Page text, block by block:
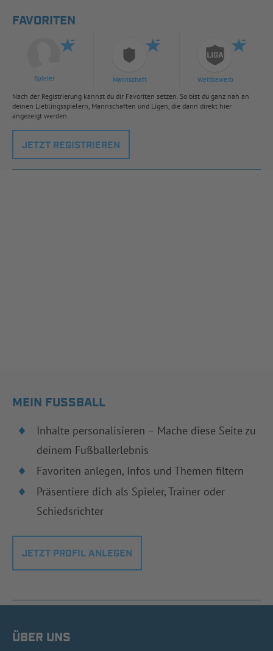
FAVORITEN
Spieler Mannschaft Wettbewerb
Nach der Registrierung kannst du dir Favoriten setzen. So bist du ganz nah an
deinen Lieblingsspielern, Mannschaften und Ligen, die dann direkt hier
angezeigt werden.
JETZT REGISTRIEREN
MEIN FUSSBALL
Inhalte personalisieren – Mache diese Seite zu
deinem Fußballerlebnis
Favoriten anlegen, Infos und Themen filtern
Präsentiere dich als Spieler, Trainer oder
Schiedsrichter
JETZT PROFIL ANLEGEN
ÜBER UNS